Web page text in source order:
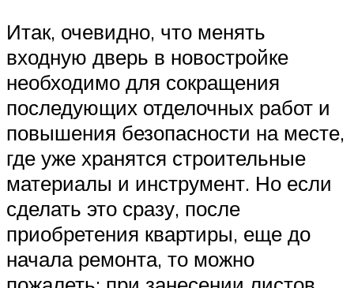
Итак, очевидно, что менять
входную дверь в новостройке
необходимо для сокращения
последующих отделочных работ и
повышения безопасности на месте,
где уже хранятся строительные
материалы и инструмент. Но если
сделать это сразу, после
приобретения квартиры, еще до
начала ремонта, то можно